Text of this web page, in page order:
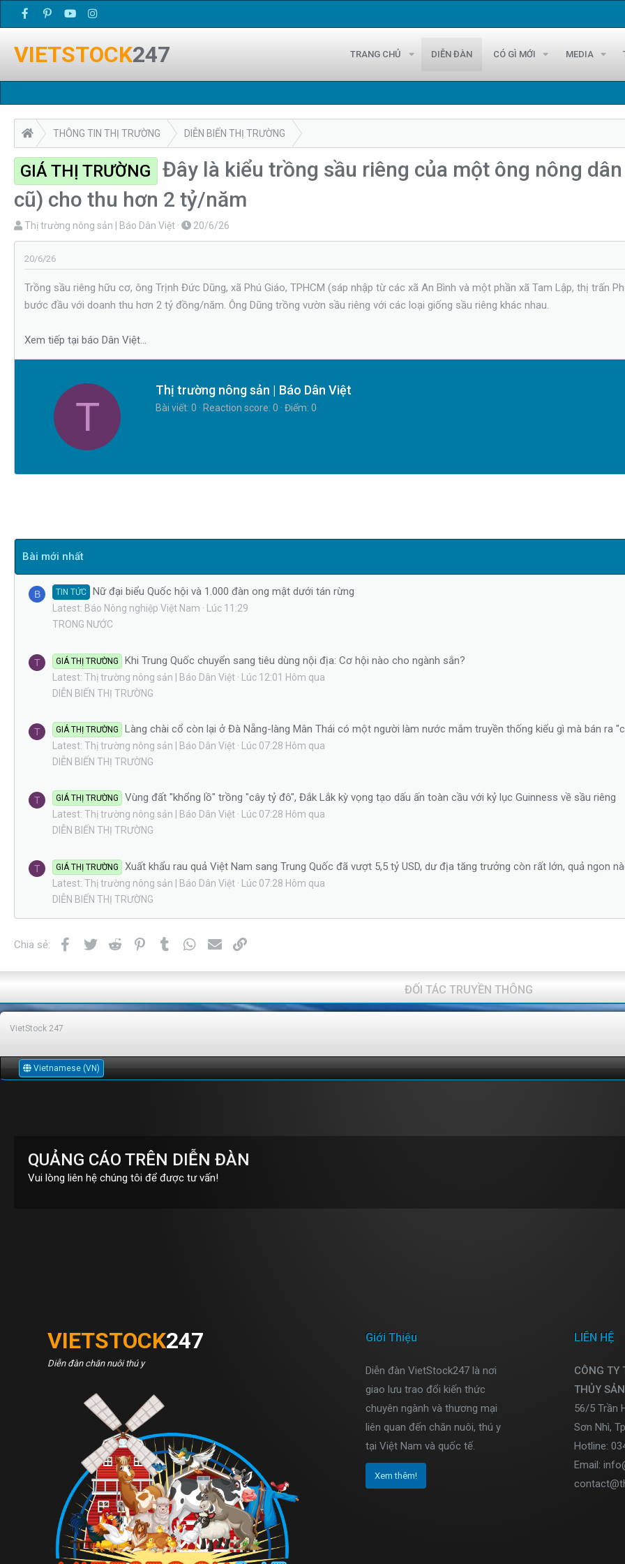
VIETSTOCK247 TRANG CHỦ DIỄN ĐÀN CÓ GÌ MỚI MEDIA
THÔNG TIN THỊ TRƯỜNG DIỄN BIẾN THỊ TRƯỜNG
GIÁ THỊ TRƯỜNG
Đây là kiểu trồng sầu riêng của một ông nông
cũ) cho thu hơn 2 tỷ/năm
T
h
r
e
a
d
t
Thị trường nông sản | Báo Dân Việt
N
g
y
g
ử
20/6/26
20/6/26
Trồng sầu riêng hữu cơ, ông Trịnh Đức Dũng, xã Phú Giáo, TPHCM (sáp nhập từ các xã An Bình và một phần xã Tam Lập, thị trấn
bước đầu với doanh thu hơn 2 tỷ đồng/năm. Ông Dũng trồng vườn sầu riêng với các loại giống sầu riêng khác nhau.
Xem tiếp tại báo Dân Việt...
T
W
r
Thị trường nông sản | Báo Dân Việt
Bài viết 0 Reaction score 0 Điểm 0
Bài mới nhất
B TIN TỨC Nữ đại biểu Quốc hội và 1.000 đàn ong mật dưới tán rừng
Latest: Báo Nông nghiệp Việt Nam
Lúc 11:29
TRONG NƯỚC
T GIÁ THỊ TRƯỜNG Khi Trung Quốc chuyển sang tiêu dùng nội địa: Cơ hội nào cho ngành sắn?
Latest: Thị trường nông sản | Báo Dân Việt
Lúc 12:01 Hôm qua
DIỄN BIẾN THỊ TRƯỜNG
T GIÁ THỊ TRƯỜNG Làng chài cổ còn lại ở Đà Nẵng-làng Mân Thái có một người làm nước mắm truyền thống kiểu gì mà bán ra
Latest: Thị trường nông sản | Báo Dân Việt
Lúc 07:28 Hôm qua
DIỄN BIẾN THỊ TRƯỜNG
T GIÁ THỊ TRƯỜNG Vùng đất "khổng lồ" trồng "cây tỷ đô", Đắk Lắk kỳ vọng tạo dấu ấn toàn cầu với kỷ lục Guinness về sầu riêng
Latest: Thị trường nông sản | Báo Dân Việt
Lúc 07:28 Hôm qua
DIỄN BIẾN THỊ TRƯỜNG
T GIÁ THỊ TRƯỜNG Xuất khẩu rau quả Việt Nam sang Trung Quốc đã vượt 5,5 tỷ USD, dư địa tăng trưởng còn rất lớn, quả ngon
Latest: Thị trường nông sản | Báo Dân Việt
Lúc 07:28 Hôm qua
DIỄN BIẾN THỊ TRƯỜNG
Chia sẻ: Facebook
Twitter Reddit PinterestTumblr WhatsApp
Email
ĐỐI TÁC TRUYỀN THÔNG
VietStock 247
Vietnamese (VN)
QUẢNG CÁO TRÊN DIỄN ĐÀN
Vui lòng liên hệ chúng tôi để được tư vấn!
VIETSTOCK247
Diễn đàn chăn nuôi thú y
Giới Thiệu
Diễn đàn VietStock247 là nơi
giao lưu trao đổi kiến thức
chuyên ngành và thương mại
liên quan đến chăn nuôi, thú y
tại Việt Nam và quốc tế.
Xem thêm!
LIÊN HỆ
CÔNG TY
THỦY
56/5 Trần
Sơn Nhì,
Hotline:
Email: